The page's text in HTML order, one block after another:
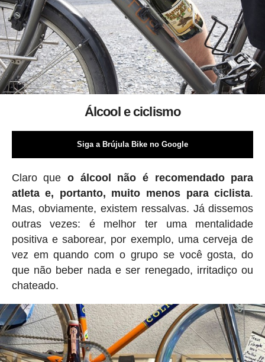
Álcool e ciclismo
Siga a Brújula Bike no Google
Claro queo álcool não é recomendado para
atleta e, portanto, muito menos para ciclista.
Mas, obviamente, existem ressalvas. Já dissemos
outras vezes: é melhor ter uma mentalidade
positiva e saborear, por exemplo, uma cerveja de
vez em quando com o grupo se você gosta, do
que não beber nada e ser renegado, irritadiço ou
chateado.